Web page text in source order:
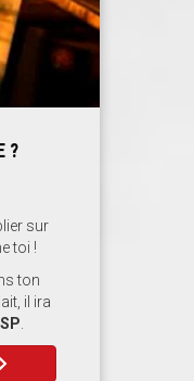
?
sur
toi !
ton
il ira